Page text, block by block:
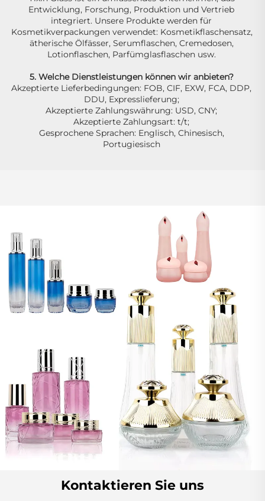
Entwicklung, Forschung, Produktion und Vertrieb
integriert. Unsere Produkte werden für
Kosmetikverpackungen verwendet: Kosmetikflaschensatz,
ätherische Ölfässer, Serumflaschen, Cremedosen,
Lotionflaschen, Parfümglasflaschen usw.
5. Welche Dienstleistungen können wir anbieten?
Akzeptierte Lieferbedingungen: FOB, CIF, EXW, FCA, DDP,
DDU, Expresslieferung;
Akzeptierte Zahlungswährung: USD, CNY;
Akzeptierte Zahlungsart: t/t;
Gesprochene Sprachen: Englisch, Chinesisch,
Portugiesisch
Kontaktieren Sie uns